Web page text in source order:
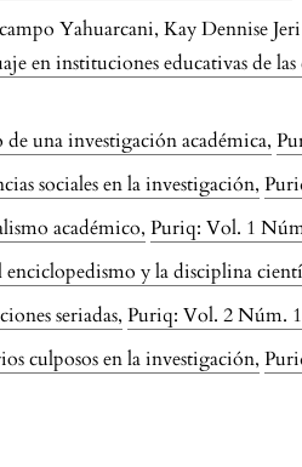
Yahuarcani, Kay Dennise
en instituciones educativas de
de una investigación académica,
sociales en la investigación,
académico,Puriq: Vol. 1
enciclopedismo y la disciplina
seriadas,Puriq: Vol. 2 Núm.
culposos en la investigación,